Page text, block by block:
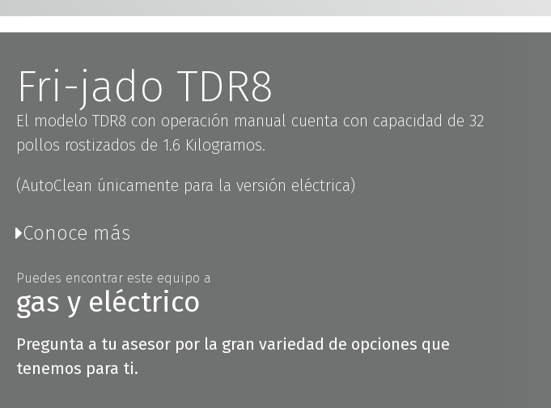
Fri-jado TDR8
El modelo TDR8 con operación manual cuenta con capacidad de 32
pollos rostizados de 1.6 Kilogramos.
(AutoClean únicamente para la versión eléctrica)
Conoce más
Puedes encontrar este equipo a
gas y eléctrico
Pregunta a tu asesor por la gran variedad de opciones que
tenemos para ti.